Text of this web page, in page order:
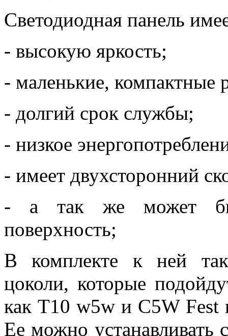
Светодиодная панель
- высокую яркость;
- маленькие, компактные
- долгий срок службы;
- низкое
- имеет двухсторонний
- а так же может
поверхность;
В комплекте к ней
цоколи, которые
как Т10 w5w и С5W
Ее можно устанавливать